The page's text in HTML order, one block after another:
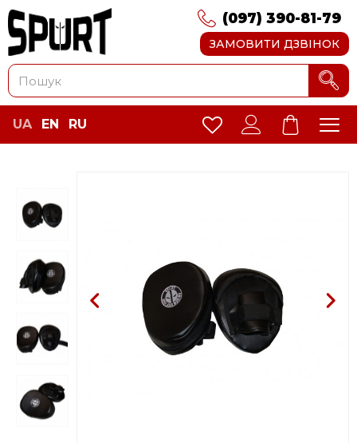
(097) 390-81-79
ЗАМОВИТИ ДЗВІНОК
UA EN RU